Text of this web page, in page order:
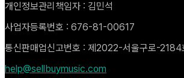
개인정보관리책임자 : 김민석
사업자등록번호 : 676-81-00617
통신판매업신고번호 : 제2022-서울구로-2184
help@sellbuymusic.com